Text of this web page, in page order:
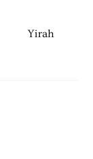
Yirah